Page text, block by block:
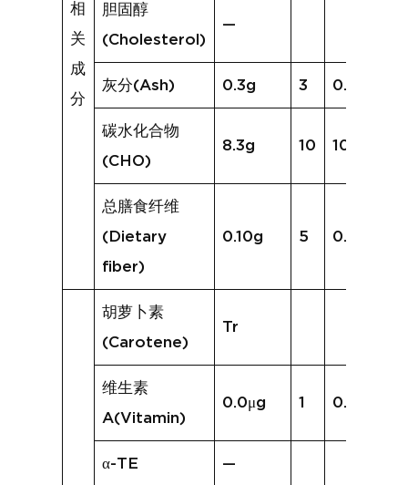
相
关
成
分
胆固醇
(Cholesterol)
—
灰分(Ash) 0.3g 3 0.2g
碳水化合物
(CHO)
8.3g 10 10.5g
总膳食纤维
(Dietary
fiber)
0.10g 5 0.1g
胡萝卜素
(Carotene)
Tr
维生素
A(Vitamin)
0.0μg 1 0.0μg
α-TE —